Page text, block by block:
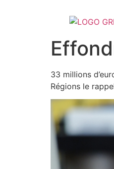
33 millions
Régions le